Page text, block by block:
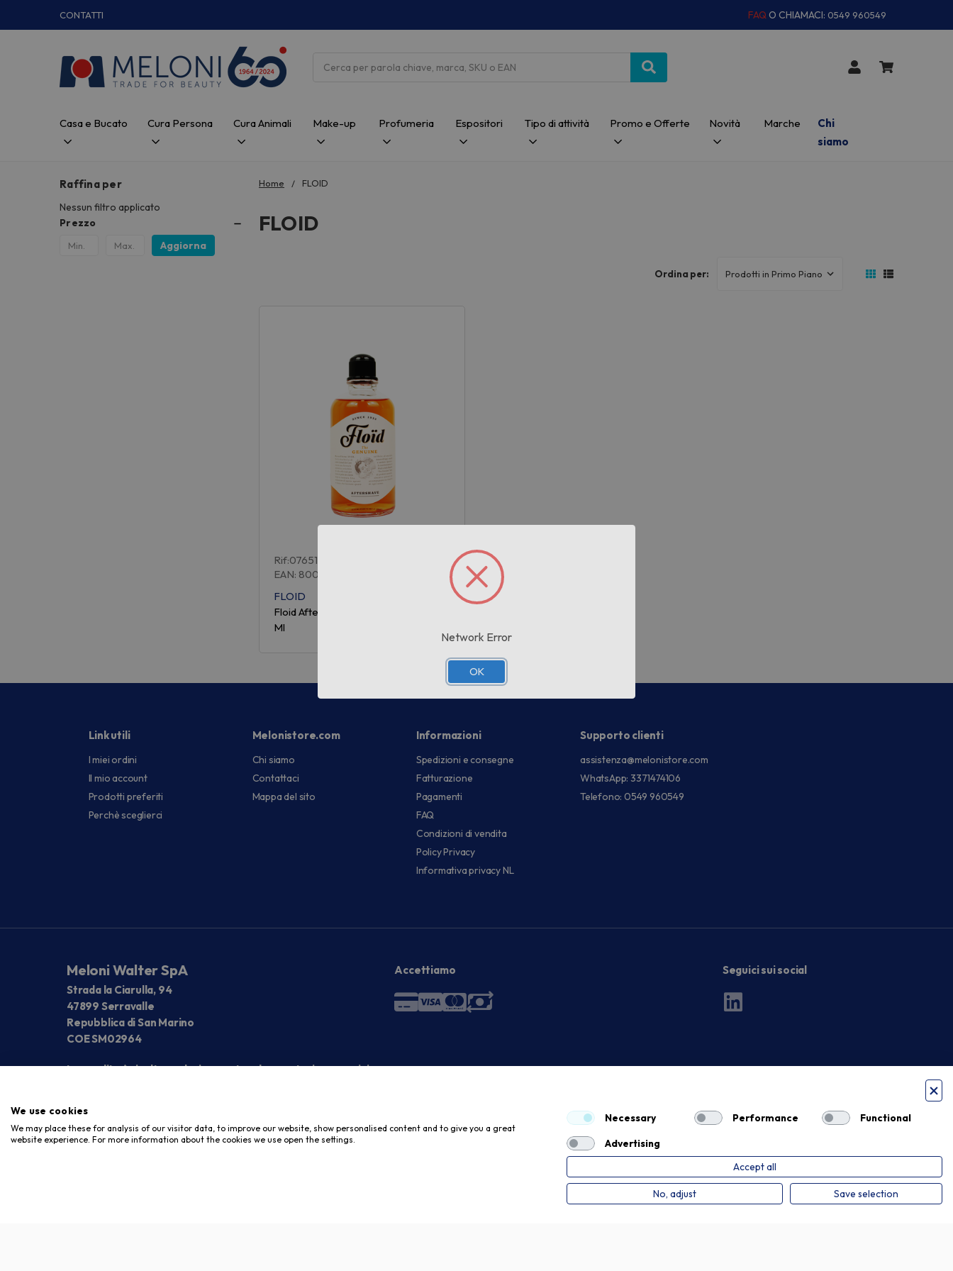
CONTATTI FAQ O CHIAMACI: 0549 960549
Casa e Bucato Cura Persona Cura Animali Make-up Profumeria Espositori Tipo di attività Promo e Offerte Novità Marche
Chi
siamo
Home FLOID
FLOID
Raffina per
Nessun filtro applicato
Prezzo
Aggiorna
Ordina per:
Rif:076514
EAN: 8004395321018
FLOID
Floid Aftershave The Genuine 400
Ml
Link utili
I miei ordini
Il mio account
Prodotti preferiti
Perchè sceglierci
Melonistore.com
Chi siamo
Contattaci
Mappa del sito
Informazioni
Spedizioni e consegne
Fatturazione
Pagamenti
FAQ
Condizioni di vendita
Policy Privacy
Informativa privacy NL
Supporto clienti
assistenza@melonistore.com
WhatsApp: 3371474106
Telefono: 0549 960549
Meloni Walter SpA
Strada la Ciarulla, 94
47899 Serravalle
Repubblica di San Marino
COE SM02964
La vendita è rivolta esclusivamente ad operatori economici
Accettiamo Seguici sui social
Privacy Policy
We use cookies
We may place these for analysis of our visitor data, to improve our website, show personalised content and to give you a great
website experience. For more information about the cookies we use open the settings.
Necessary Performance
Functional
Advertising
Accept all
No, adjust Save selection
Network Error
OK